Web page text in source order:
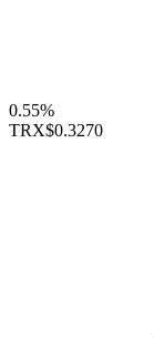
0.55%
TRX$0.3270